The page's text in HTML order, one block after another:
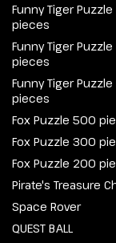
Funny Tiger
pieces
Funny Tiger
pieces
Funny Tiger
pieces
Fox Puzzle 500
Fox Puzzle 300
Fox Puzzle 200
Pirate's Treasure
Space Rover
QUEST BALL